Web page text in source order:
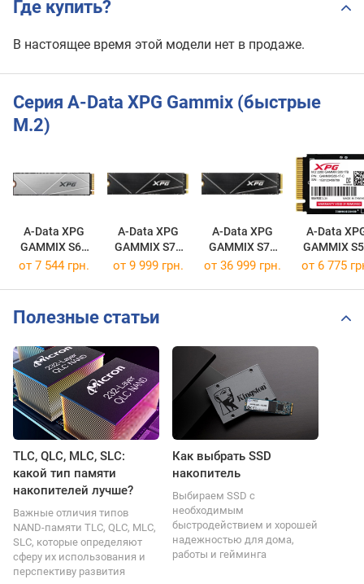
Где купить?
В настоящее время этой модели нет в продаже.
Серия A-Data XPG Gammix (быстрые
M.2)
A-Data XPG
GAMMIX S60
AGAMMIXS60-512G-CS
A-Data XPG
GAMMIX S70
BLADE
A-Data XPG
GAMMIX S70
BLADE
A-Data
GAMMIX
от 7 544 грн. от 9 999 грн. от 36 999 грн. от 6 775
Полезные статьи
TLC, QLC, MLC, SLC:
какой тип памяти
накопителей лучше?
Важные отличия типов
NAND-памяти TLC, QLC, MLC,
SLC, которые определяют
сферу их использования и
перспективу развития
Как выбрать SSD
накопитель
Выбираем SSD с
необходимым
быстродействием и хорошей
надежностью для дома,
работы и гейминга